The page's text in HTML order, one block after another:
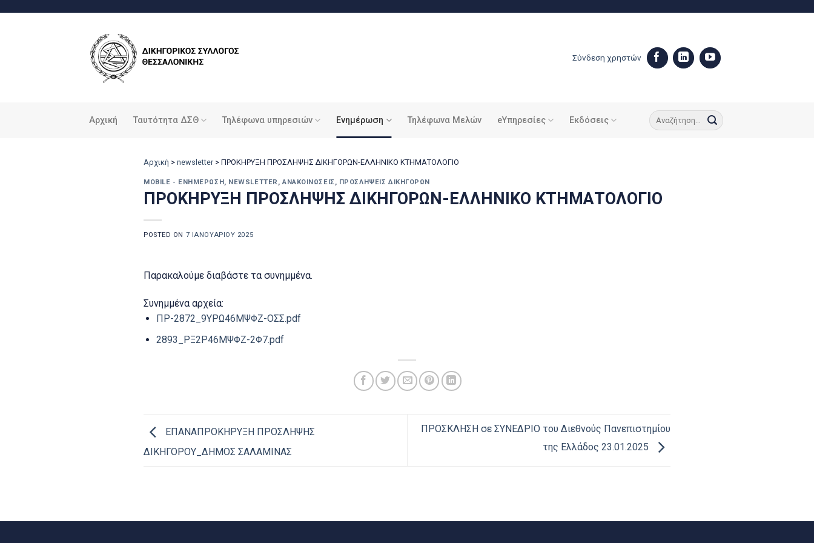
Σύνδεση χρηστών
Αρχική Ταυτότητα ΔΣΘ Τηλέφωνα υπηρεσιών Ενημέρωση Τηλέφωνα Μελών eΥπηρεσίες Εκδόσεις
Αρχική > newsletter > ΠΡΟΚΗΡΥΞΗ ΠΡΟΣΛΗΨΗΣ ΔΙΚΗΓΟΡΩΝ-ΕΛΛΗΝΙΚΟ ΚΤΗΜΑΤΟΛΟΓΙΟ
MOBILE - ΕΝΗΜΈΡΩΣΗ, NEWSLETTER ,ΑΝΑΚΟΙΝΏΣΕΙΣ , ΠΡΟΣΛΉΨΕΙΣ ΔΙΚΗΓΌΡΩΝ
ΠΡΟΚΗΡΥΞΗ ΠΡΟΣΛΗΨΗΣ ΔΙΚΗΓΟΡΩΝ-ΕΛΛΗΝΙΚΟ ΚΤΗΜΑΤΟΛΟΓΙΟ
POSTED ON 7 ΙΑΝΟΥΑΡΊΟΥ 2025
Παρακαλούμε διαβάστε τα συνημμένα.
Συνημμένα αρχεία:
ΠΡ-2872_9ΥΡΩ46ΜΨΦΖ-ΟΣΣ.pdf
2893_ΡΞ2Ρ46ΜΨΦΖ-2Φ7.pdf
ΕΠΑΝΑΠΡΟΚΗΡΥΞΗ ΠΡΟΣΛΗΨΗΣ
ΔΙΚΗΓΟΡΟΥ_ΔΗΜΟΣ ΣΑΛΑΜΙΝΑΣ
ΠΡΟΣΚΛΗΣΗ σε ΣΥΝΕΔΡΙΟ του Διεθνούς Πανεπιστημίου
της Ελλάδος 23.01.2025